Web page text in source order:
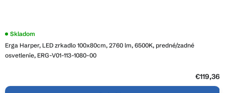
Erga Harper, LED zrkadlo 100x80cm, 2760 lm, 6500K, predné/zadné
osvetlenie, ERG-V01-113-1080-00
Priemerné
produktu
je
Skladom
€119,36